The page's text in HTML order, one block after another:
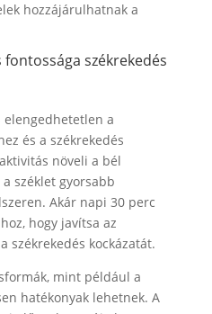
hozzájárulhatnak a
székrekedés
elengedhetetlen a
és a székrekedés
növeli a bél
széklet gyorsabb
Akár napi 30 perc
hogy javítsa az
székrekedés kockázatát.
mint például a
hatékonyak lehetnek. A